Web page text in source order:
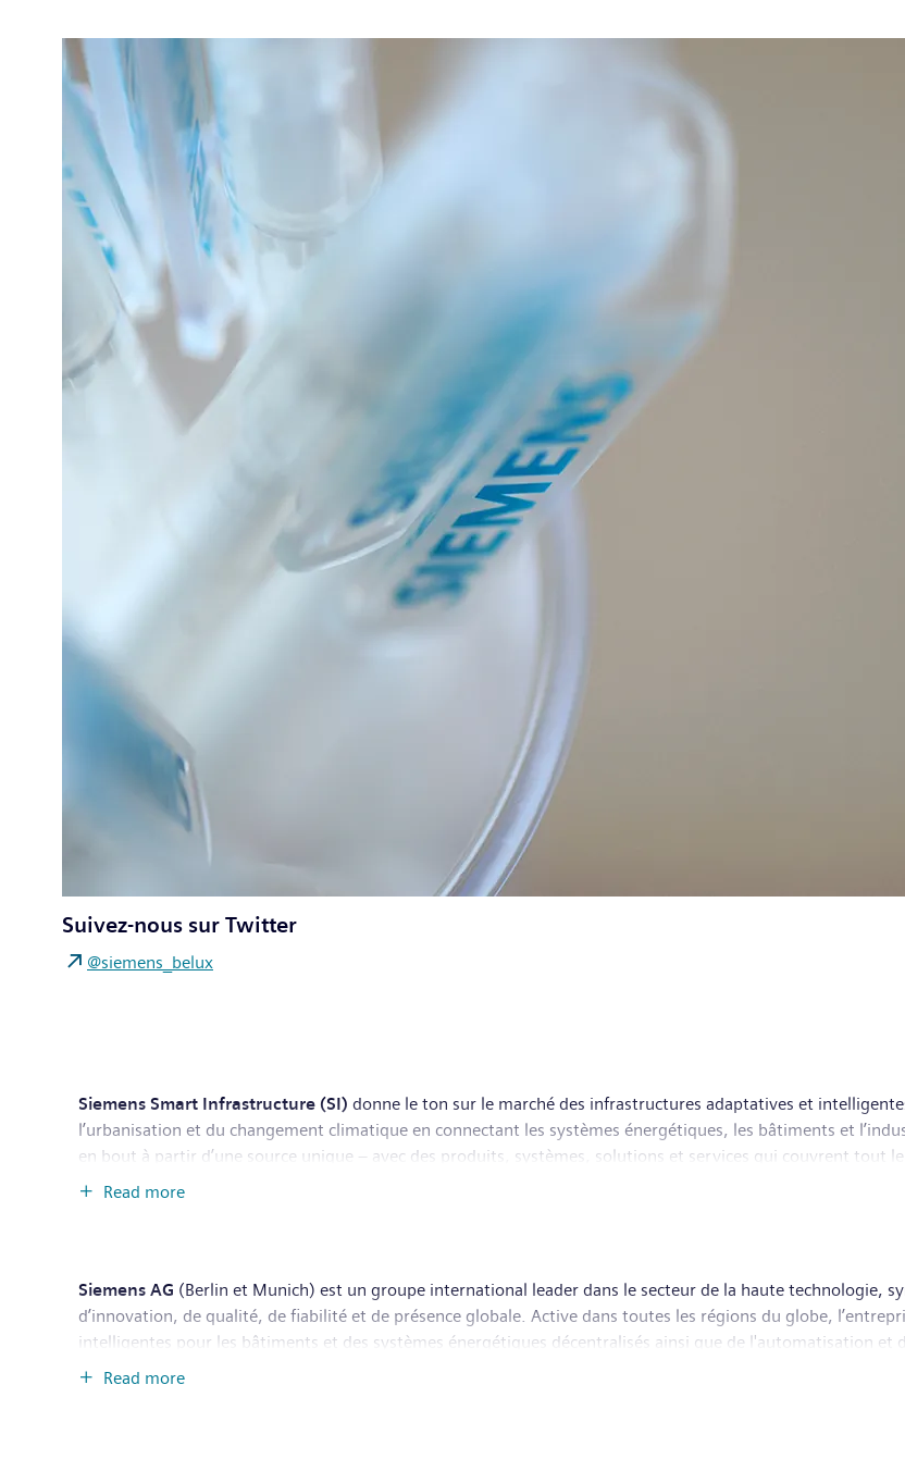
Suivez-nous sur Twitter
@siemens_belux
Siemens Smart Infrastructure (SI) donne le ton sur le marché des infrastructures adaptatives et
l’urbanisation et du changement climatique en connectant les systèmes énergétiques, les bâtiments et
en bout à partir d’une source unique – avec des produits, systèmes, solutions et services qui couvrent tout
consommation. Grâce à un écosystème de plus en plus digitalisé, SI soutient la croissance de ses clients et
Read more
Siemens AG (Berlin et Munich) est un groupe international leader dans le secteur de la haute technologie,
d’innovation, de qualité, de fiabilité et de présence globale. Active dans toutes les régions du globe,
intelligentes pour les bâtiments et des systèmes énergétiques décentralisés ainsi que de l'automatisation
procédés. Siemens fait converger le monde digital et le monde physique, au bénéfice de ses clients et de la
Read more